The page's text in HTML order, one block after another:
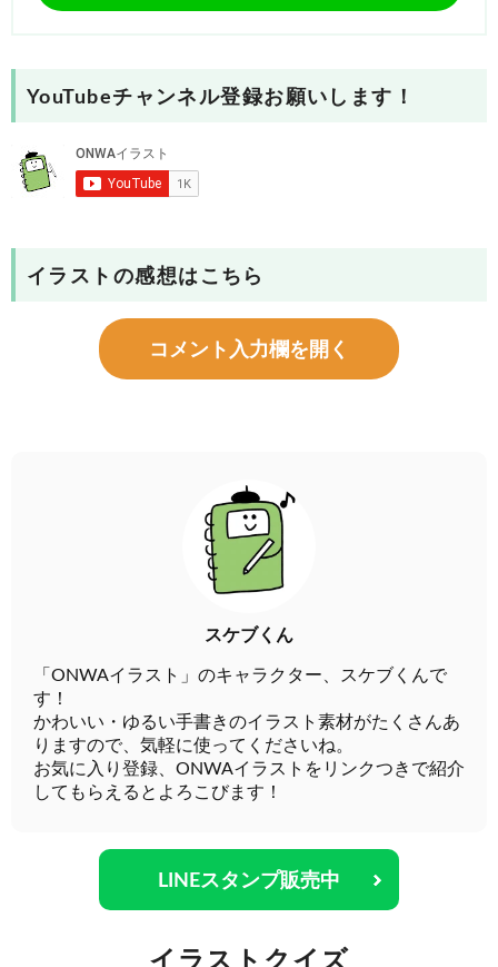
YouTubeチャンネル登録お願いします！
イラストの感想はこちら
コメント入力欄を開く
スケブくん
「ONWAイラスト」のキャラクター、スケブくんで
す！
かわいい・ゆるい手書きのイラスト素材がたくさんあ
りますので、気軽に使ってくださいね。
お気に入り登録、ONWAイラストをリンクつきで紹介
してもらえるとよろこびます！
LINEスタンプ販売中
イラストクイズ